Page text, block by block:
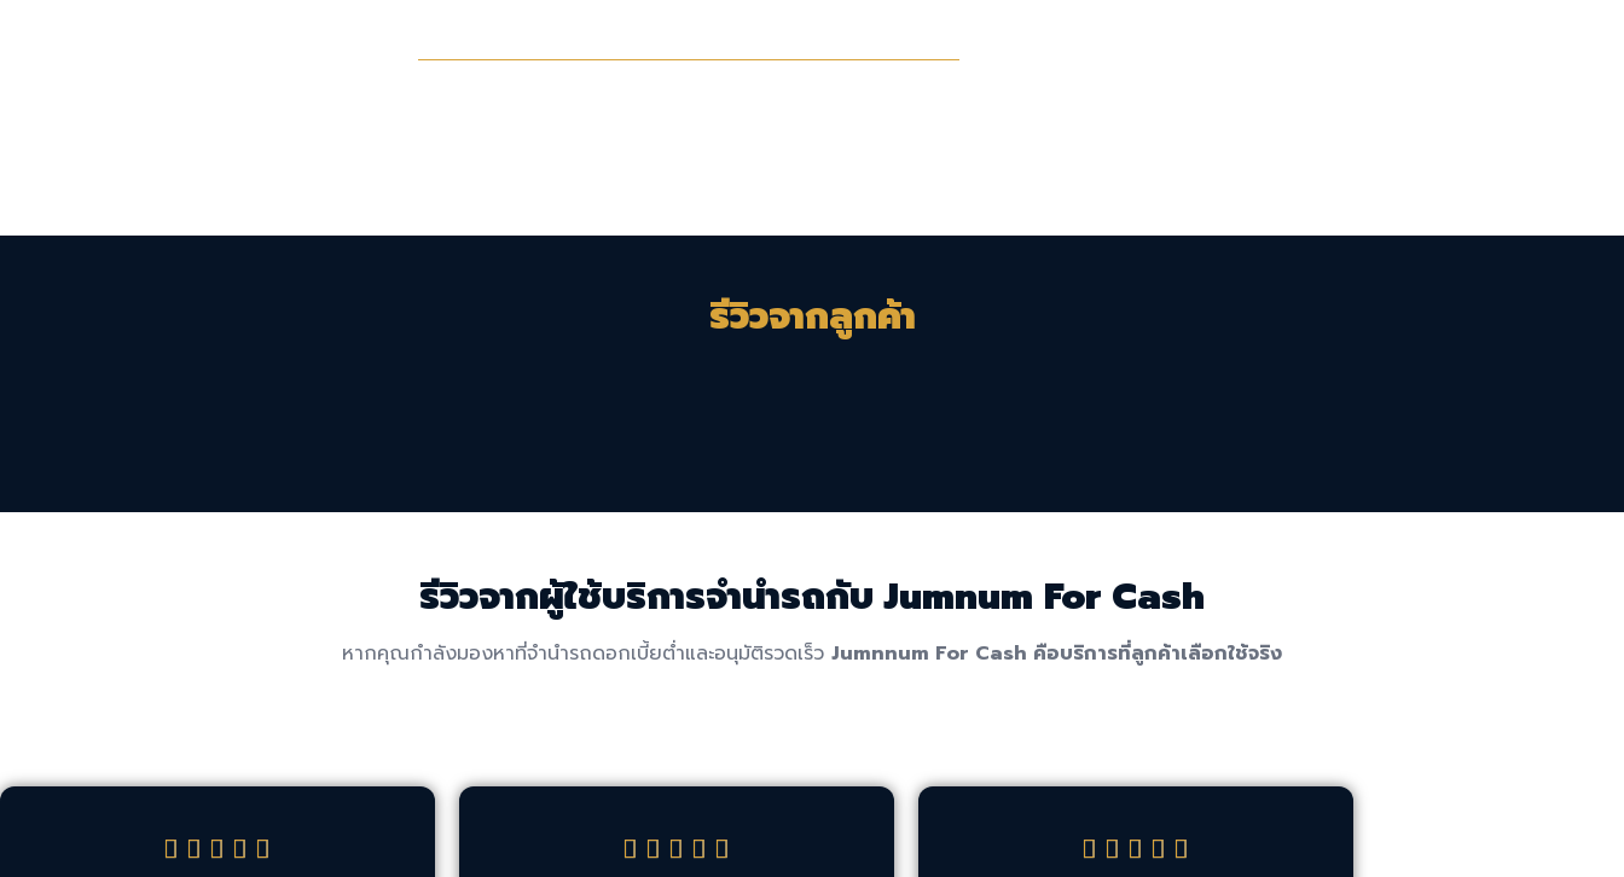
รีวิวจากลูกค้า
รีวิวจากผู้ใช้บริการจำนำรถกับ Jumnum For Cash
หากคุณกำลังมองหาที่จำนำรถดอกเบี้ยต่ำและอนุมัติรวดเร็ว Jumnnum For Cash คือบริการที่ลูกค้าเลือกใช้จริง